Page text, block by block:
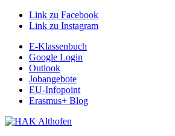
Link zu Facebook
Link zu Instagram
E-Klassenbuch
Google Login
Outlook
Jobangebote
EU-Infopoint
Erasmus+ Blog